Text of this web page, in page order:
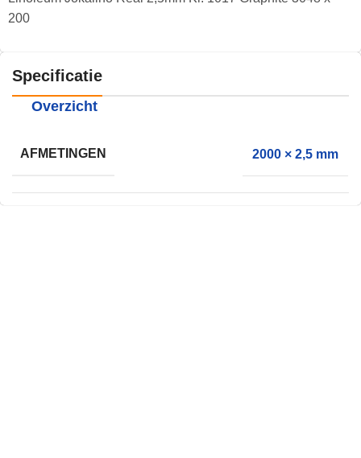
200
Specificatie
Overzicht
AFMETINGEN 2000 × 2,5 mm